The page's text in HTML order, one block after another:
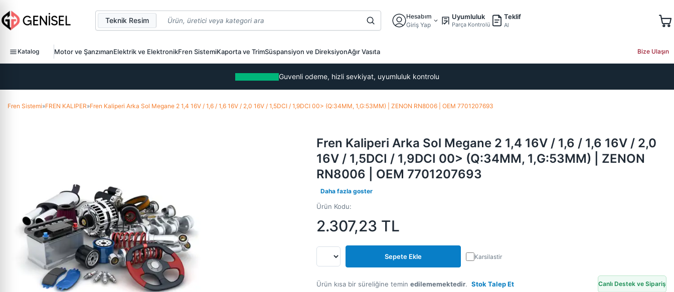
Teknik Resim
Hesabım
Giriş Yap
Uyumluluk
Parça Kontrolü
Teklif
Al
Katalog Motor ve ŞanzımanElektrik ve ElektronikFren SistemiKaporta ve TrimSüspansiyon ve DireksiyonAğır Vasıta Bize Ulaşın
Guvenli odeme, hizli sevkiyat, uyumluluk kontrolu
Fren Sistemi»FREN KALIPER»Fren Kaliperi Arka Sol Megane 2 1,4 16V / 1,6 / 1,6 16V / 2,0 16V / 1,5DCI / 1,9DCI 00> (Q:34MM, 1,G:53MM) | ZENON RN8006 | OEM 7701207693
Fren Kaliperi Arka Sol Megane 2 1,4 16V / 1,6 / 1,6 16V / 2,0
16V / 1,5DCI / 1,9DCI 00> (Q:34MM, 1,G:53MM) | ZENON
RN8006 | OEM 7701207693
Daha fazla goster
Ürün Kodu:
2.307,23 TL
Sepete Ekle Karsilastir
Ürün kısa bir süreliğine temin edilememektedir. Stok Talep Et Canlı Destek ve Sipariş